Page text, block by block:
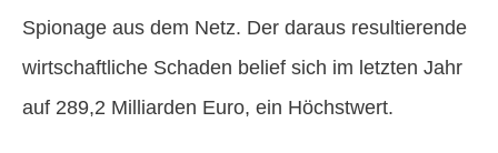
Spionage aus dem Netz. Der daraus resultierende
wirtschaftliche Schaden belief sich im letzten Jahr
auf 289,2 Milliarden Euro, ein Höchstwert.